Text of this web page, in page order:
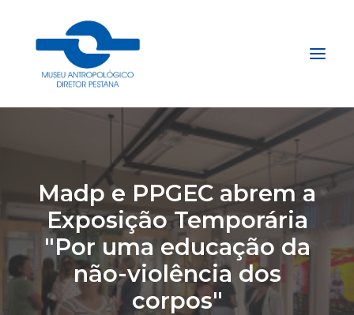
Explore
Acervo
Apoie
Projetos
Gestão do Arquivo Fidene
Madp e PPGEC abrem a
Exposição Temporária
"Por uma educação da
não-violência dos
corpos"